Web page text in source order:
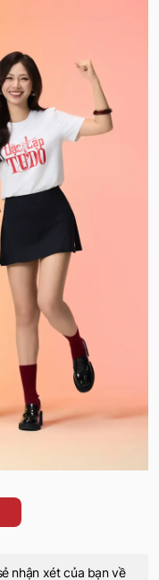
nhận xét của bạn về